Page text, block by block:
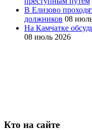
В Елизово
должников 08
На Камчатке
08 июль 2026
Кто на сайте